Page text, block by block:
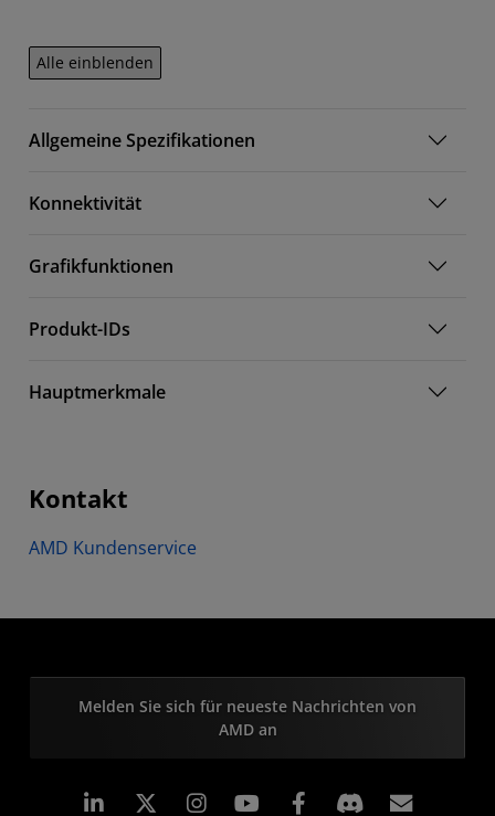
Alle einblenden
Allgemeine Spezifikationen
Konnektivität
Grafikfunktionen
Produkt-IDs
Hauptmerkmale
Kontakt
AMD Kundenservice
Melden Sie sich für neueste Nachrichten von
AMD an
LinkedIn Instagram Facebook